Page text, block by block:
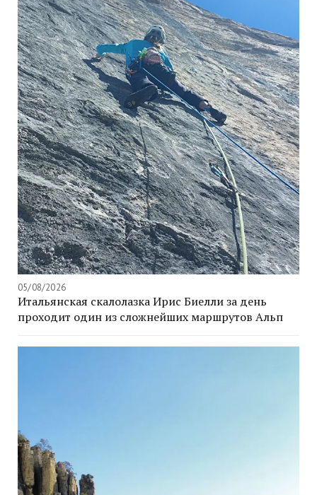
05/08/2026
Итальянская скалолазка Ирис Биелли за день
проходит один из сложнейших маршрутов Альп